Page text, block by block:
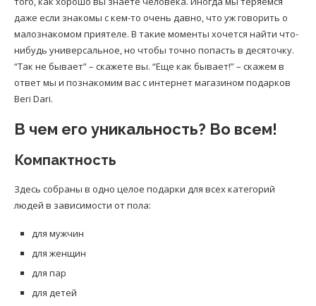
даже если знакомы с кем-то очень давно, что уж говорить о
малознакомом приятеле. В такие моменты хочется найти что-
нибудь универсальное, но чтобы точно попасть в десяточку.
“Так не бывает” – скажете вы. “Еще как бывает!” – скажем в
ответ мы и познакомим вас с интернет магазином подарков
Beri Dari.
В чем его уникальность? Во всем!
Компактность
Здесь собраны в одно целое подарки для всех категорий
людей в зависимости от пола:
для мужчин
для женщин
для пар
для детей